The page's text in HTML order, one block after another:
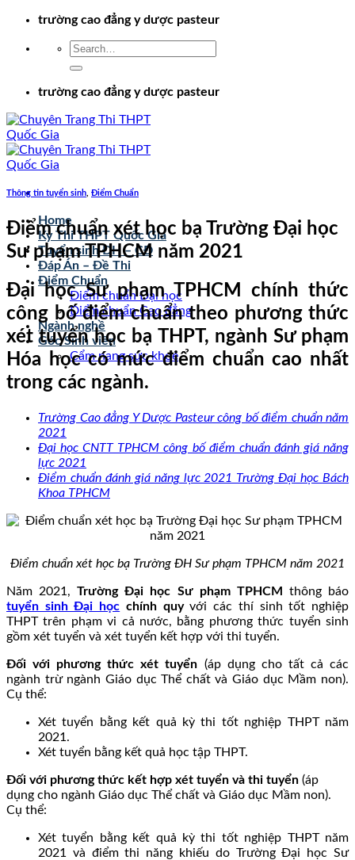
Chuyểntrường cao đẳng y dược pasteur
trường cao đẳng y dược pasteur
Home
Kỳ Thi THPT Quốc Gia
Tuyển sinh ĐH – CĐ
Đáp Án – Đề Thi
Điểm Chuẩn
Điểm chuẩn Đại học
Điểm chuẩn Cao đẳng
Ngành nghề
Góc Sinh viên
Cẩm nang sức khoẻ
Thông tin tuyển sinh Điểm Chuẩn
Điểm chuẩn xét học bạ Trường Đại học
Sư phạm TPHCM năm 2021
Đại học Sư phạm TPHCM chính thức
công bố điểm chuẩn theo phương thức
xét tuyển học bạ THPT, ngành Sư phạm
Hóa học có mức điểm chuẩn cao nhất
trong các ngành.
Trường Cao đẳng Y Dược Pasteur công bố điểm chuẩn năm
2021
Đại học CNTT TPHCM công bố điểm chuẩn đánh giá năng
lực 2021
Điểm chuẩn đánh giá năng lực 2021 Trường Đại học Bách
Khoa TPHCM
Điểm chuẩn xét học bạ Trường ĐH Sư phạm TPHCM năm 2021
Năm 2021,Trường Đại học Sư phạm TPHCM
thông báo
tuyển sinh Đại học chính quyvới các thí sinh tốt nghiệp
THPT trên phạm vi cả nước, bằng phương thức tuyển sinh
gồm xét tuyển và xét tuyển kết hợp với thi tuyển.
Đối với phương thức xét tuyển (áp dụng cho tất cả các
ngành trừ ngành Giáo dục Thể chất và Giáo dục Mầm non).
Cụ thể:
Xét tuyển bằng kết quả kỳ thi tốt nghiệp THPT năm
2021.
Xét tuyển bằng kết quả học tập THPT.
Đối với phương thức kết hợp xét tuyển và thi tuyển (áp
dụng cho ngành Giáo dục Thể chất và Giáo dục Mầm non).
Cụ thể:
Xét tuyển bằng kết quả kỳ thi tốt nghiệp THPT năm
2021 và điểm thi năng khiếu do Trường Đại học Sư